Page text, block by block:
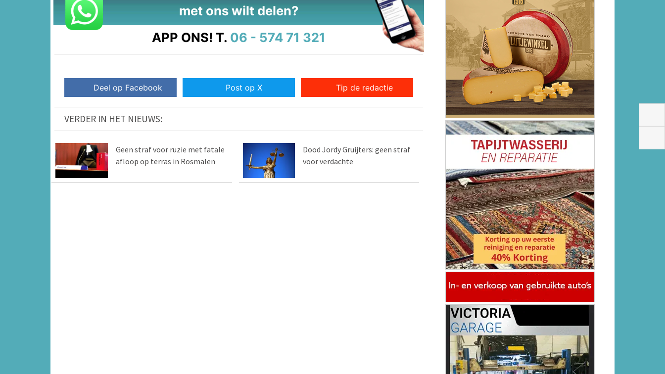
met ons wilt delen?
APP ONS! T. 06 - 574 71 321
Deel op Facebook Post op X Tip de redactie
VERDER IN HET NIEUWS:
Geen straf voor ruzie met fatale
afloop op terras in Rosmalen
Dood Jordy Gruijters: geen straf
voor verdachte